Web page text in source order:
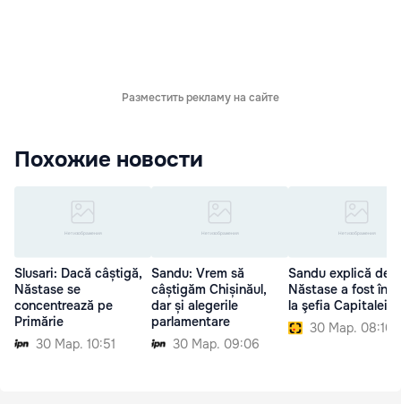
Разместить рекламу на сайте
Похожие новости
Slusari: Dacă câștigă,
Năstase se
concentrează pe
Primărie
30 Мар. 10:51
Sandu: Vrem să
câștigăm Chișinăul,
dar și alegerile
parlamentare
30 Мар. 09:06
Sandu explică de
Năstase a fost
la şefia Capitalei
30 Мар. 08:10